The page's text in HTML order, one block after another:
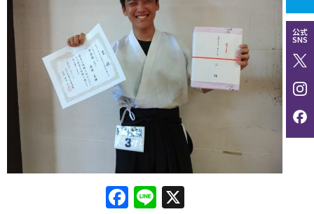
公式
SNS
Facebook
Line